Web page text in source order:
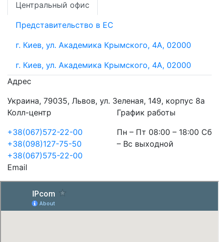
Центральный офис
Представительство в ЕС
г. Киев, ул. Академика Крымского, 4А, 02000
г. Киев, ул. Академика Крымского, 4А, 02000
Адрес
Украина, 79035, Львов, ул. Зеленая, 149, корпус 8а
Колл-центр
+38(067)572-22-00
+38(098)127-75-50
+38(067)575-22-00
График работы
Пн – Пт 08:00 – 18:00 Сб
– Вс выходной
Email